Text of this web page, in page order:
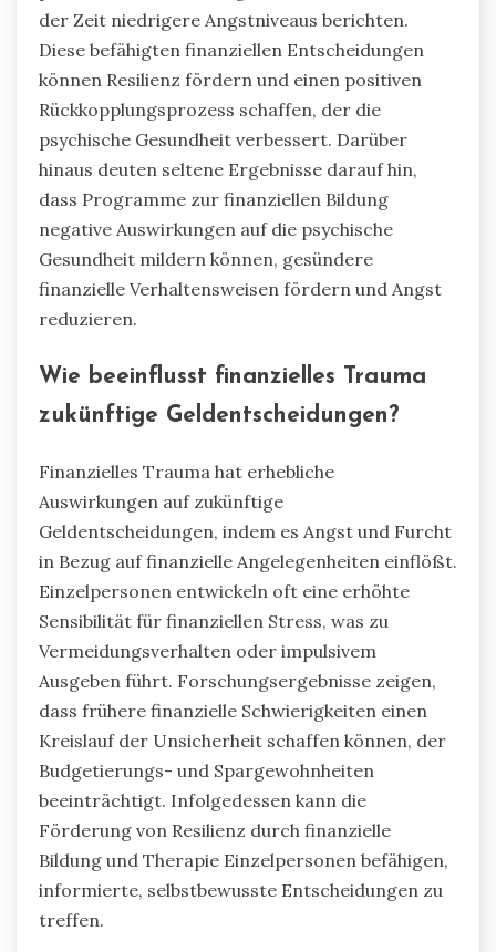
Welche seltenen Erkenntnisse
gibt es über die langfristigen
Auswirkungen finanzieller
Entscheidungen auf die
psychische Gesundheit?
Langfristige finanzielle Entscheidungen haben
erhebliche Auswirkungen auf die psychische
Studien zeigen, dass anhaltende Geldangst zu
chronischem Stress führen kann, der das
allgemeine Wohlbefinden beeinträchtigt. Eine
einzigartige Erkenntnis zeigt, dass Personen, die
proaktive Finanzstrategien anwenden, im Laufe
der Zeit niedrigere Angstniveaus berichten.
Diese befähigten finanziellen Entscheidungen
können Resilienz fördern und einen positiven
Rückkopplungsprozess schaffen, der die
psychische Gesundheit verbessert. Darüber
hinaus deuten seltene Ergebnisse darauf hin,
dass Programme zur finanziellen Bildung
negative Auswirkungen auf die psychische
Gesundheit mildern können, gesündere
finanzielle Verhaltensweisen fördern und Angst
reduzieren.